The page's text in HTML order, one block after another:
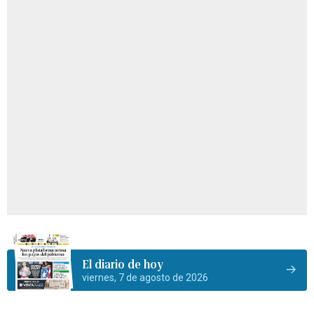
El diario de hoy
viernes, 7 de agosto de 2026